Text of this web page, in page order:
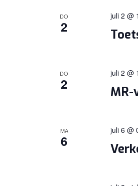
DO
2
juli 2 @
DO
2
juli 2 @
MA
6
juli 6 @